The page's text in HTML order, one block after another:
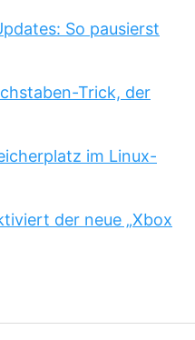
So pausierst
Trick, der
im Linux-
der neue „Xbox